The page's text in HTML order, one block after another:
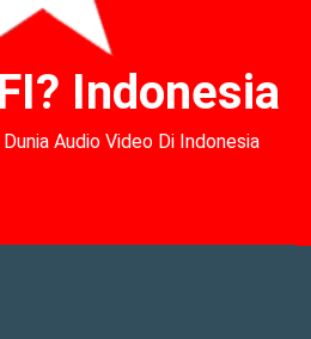
Indonesia
Audio Video Di Indonesia